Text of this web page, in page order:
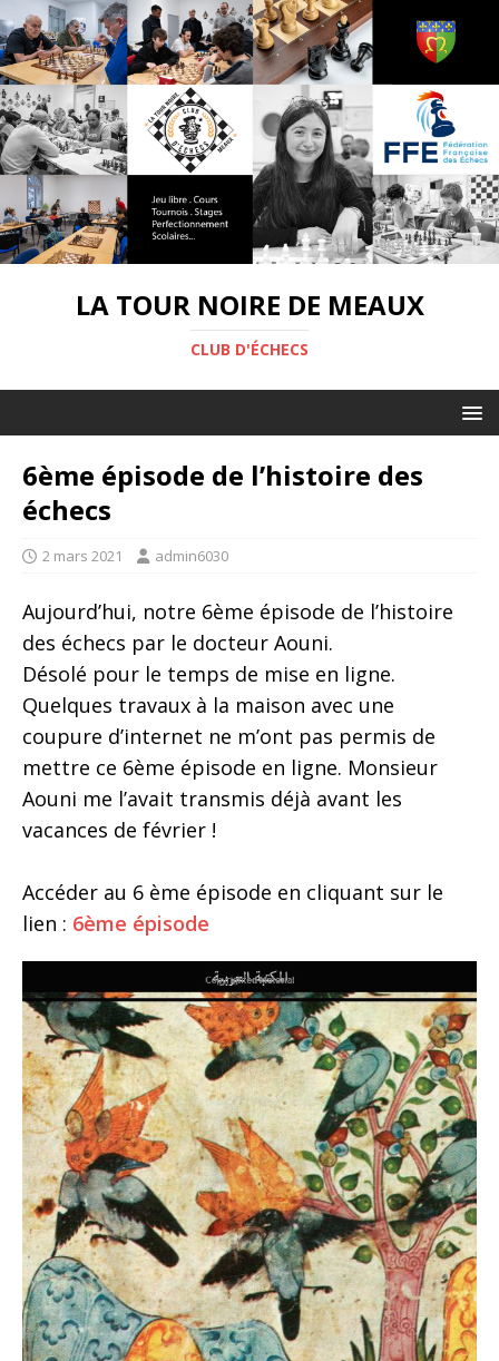
LA TOUR NOIRE DE MEAUX
CLUB D'ÉCHECS
6ème épisode de l’histoire des
échecs
2 mars 2021 admin6030
Aujourd’hui, notre 6ème épisode de l’histoire
des échecs par le docteur Aouni.
Désolé pour le temps de mise en ligne.
Quelques travaux à la maison avec une
coupure d’internet ne m’ont pas permis de
mettre ce 6ème épisode en ligne. Monsieur
Aouni me l’avait transmis déjà avant les
vacances de février !
Accéder au 6 ème épisode en cliquant sur le
lien : 6ème épisode